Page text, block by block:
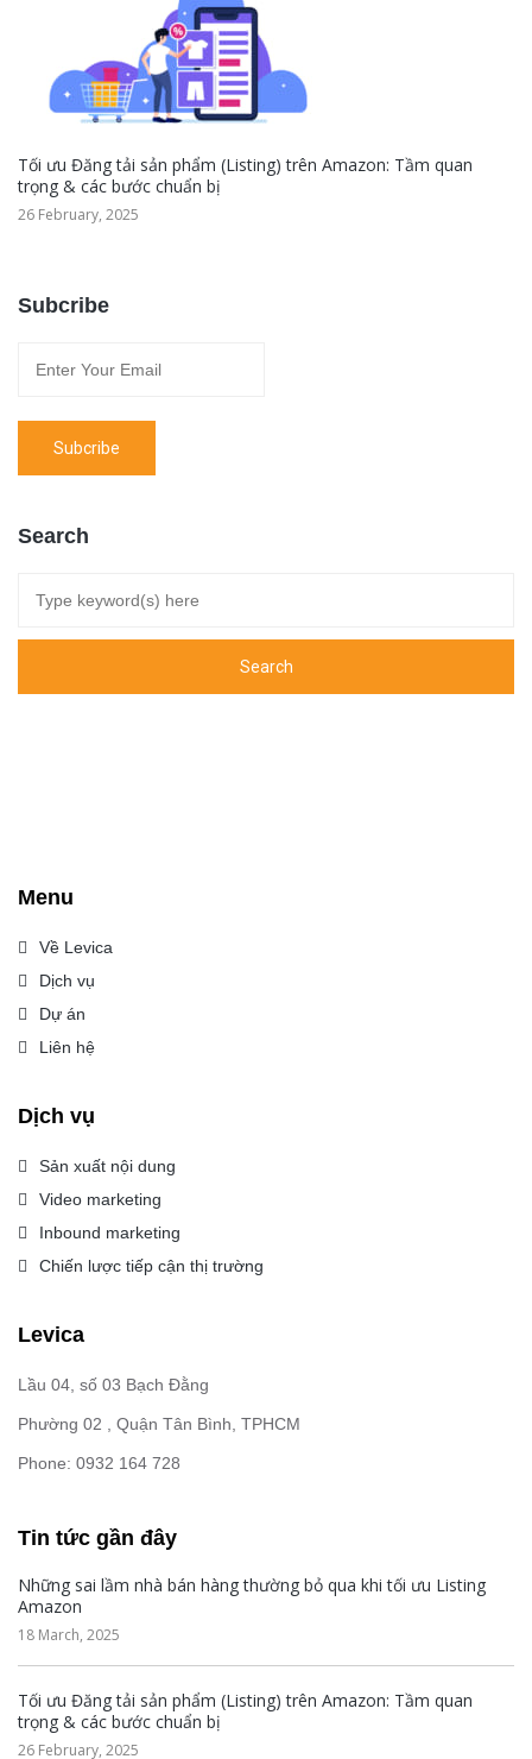
Tối ưu Đăng tải sản phẩm (Listing) trên Amazon: Tầm quan
trọng & các bước chuẩn bị
26 February, 2025
Subcribe
Search
Menu
Về Levica
Dịch vụ
Dự án
Liên hệ
Dịch vụ
Sản xuất nội dung
Video marketing
Inbound marketing
Chiến lược tiếp cận thị trường
Levica
Lầu 04, số 03 Bạch Đằng
Phường 02 , Quận Tân Bình, TPHCM
Phone: 0932 164 728
Tin tức gần đây
Những sai lầm nhà bán hàng thường bỏ qua khi tối ưu Listing
Amazon
18 March, 2025
Tối ưu Đăng tải sản phẩm (Listing) trên Amazon: Tầm quan
trọng & các bước chuẩn bị
26 February, 2025